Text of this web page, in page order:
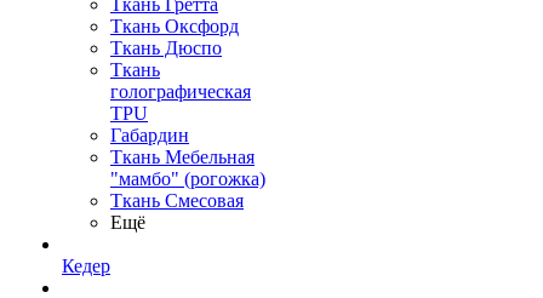
Ткань Гретта
Ткань Оксфорд
Ткань Дюспо
Ткань
голографическая
TPU
Габардин
Ткань Мебельная
"мамбо" (рогожка)
Ткань Смесовая
Ещё
Кедер